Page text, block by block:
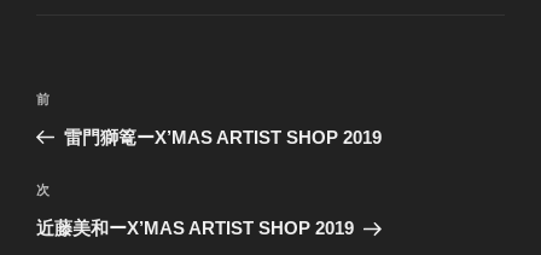
投
ナ
ビ
ゲ
前
の
稿
前
雷門獅篭ーX’MAS ARTIST SHOP 2019
次
の
次
近藤美和ーX’MAS ARTIST SHOP 2019